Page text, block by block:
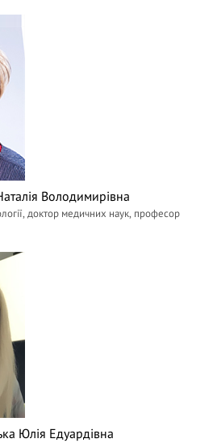
Володимирівна
доктор медичних наук, професор
Юлія Едуардівна